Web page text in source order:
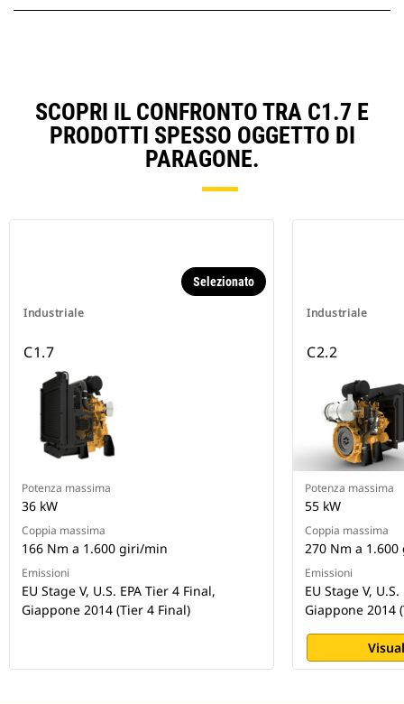
SCOPRI IL CONFRONTO TRA C1.7 E
PRODOTTI SPESSO OGGETTO DI
PARAGONE.
Industriale
Selezionato
C1.7
Potenza massima
36 kW
Coppia massima
166 Nm a 1.600 giri/min
Emissioni
EU Stage V, U.S. EPA Tier 4 Final,
Giappone 2014 (Tier 4 Final)
Industriale
C2.2
Potenza massima
55 kW
Coppia massima
270 Nm a
Emissioni
EU Stage V,
Giappone 2014